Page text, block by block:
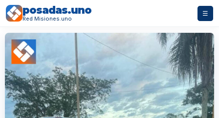
posadas.uno
Red Misiones.uno
☰